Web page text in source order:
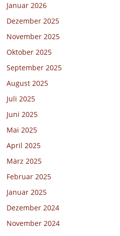
Januar 2026
Dezember 2025
November 2025
Oktober 2025
September 2025
August 2025
Juli 2025
Juni 2025
Mai 2025
April 2025
März 2025
Februar 2025
Januar 2025
Dezember 2024
November 2024